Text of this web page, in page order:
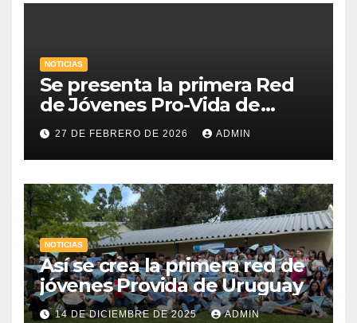
NOTICIAS
Se presenta la primera Red
de Jóvenes Pro-Vida de
Uruguay
27 DE FEBRERO DE 2026 ADMIN
NOTICIAS
Así se crea la primera red de
jóvenes Provida de Uruguay
14 DE DICIEMBRE DE 2025 ADMIN